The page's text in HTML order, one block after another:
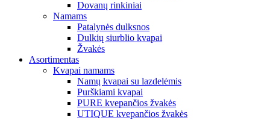
Dovanų rinkiniai
Namams
Patalynės dulksnos
Dulkių siurblio kvapai
Žvakės
Asortimentas
Kvapai namams
Namų kvapai su lazdelėmis
Purškiami kvapai
PURE kvepančios žvakės
UTIQUE kvepančios žvakės